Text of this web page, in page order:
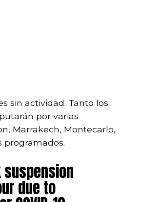
sin actividad. Tanto los
por varias
Marrakech, Montecarlo,
programados.
suspension
due to